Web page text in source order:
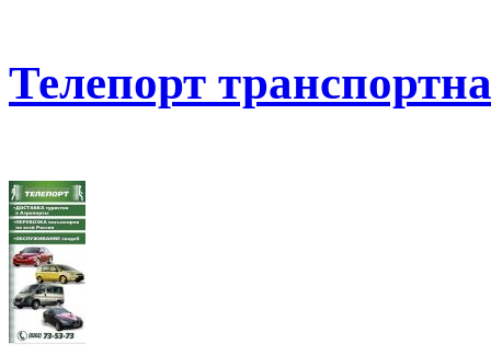
Телепорт